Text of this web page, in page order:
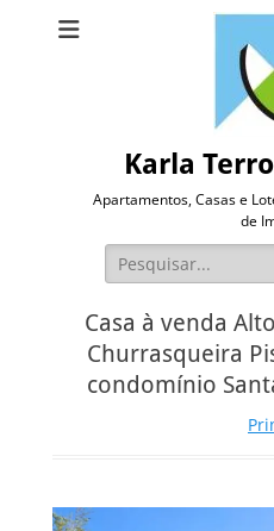
Karla
Apartamentos, Casas e
de
Pesquisar
por:
Casa à venda
Churrasqueira
condomínio